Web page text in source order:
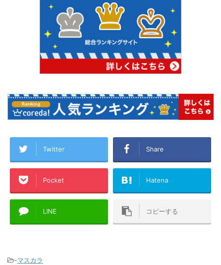
Twitter Share
Pocket Hatena
LINE コピーする
-マスカラ